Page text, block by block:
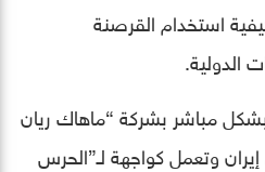
استخدام القرصنة
الدولية.
مباشر بشركة “ماهاك ريان
وتعمل كواجهة لـ”الحرس